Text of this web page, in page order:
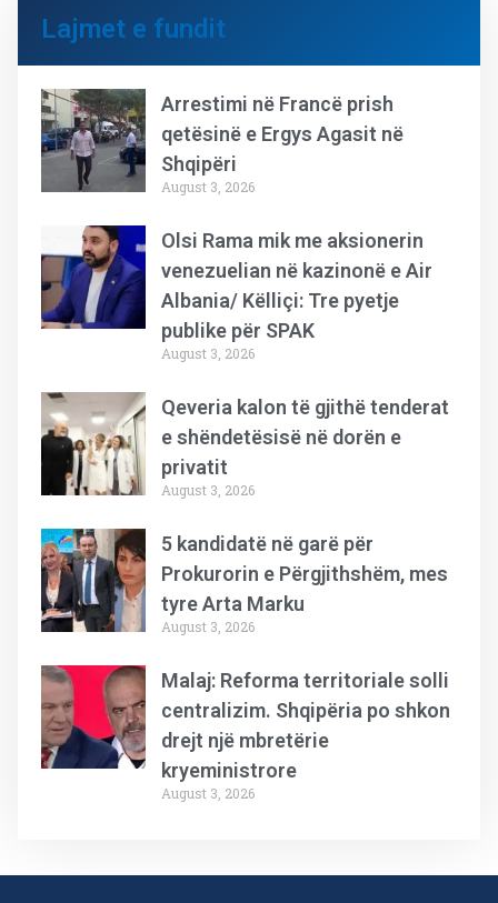
Lajmet e fundit
Arrestimi në Francë prish
qetësinë e Ergys Agasit në
Shqipëri
August 3, 2026
Olsi Rama mik me aksionerin
venezuelian në kazinonë e Air
Albania/ Këlliçi: Tre pyetje
publike për SPAK
August 3, 2026
Qeveria kalon të gjithë tenderat
e shëndetësisë në dorën e
privatit
August 3, 2026
5 kandidatë në garë për
Prokurorin e Përgjithshëm, mes
tyre Arta Marku
August 3, 2026
Malaj: Reforma territoriale solli
centralizim. Shqipëria po shkon
drejt një mbretërie
kryeministrore
August 3, 2026